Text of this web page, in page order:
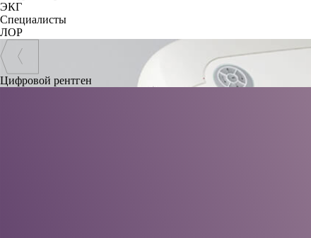
ЭКГ
Специалисты
ЛОР
Цифровой рентген